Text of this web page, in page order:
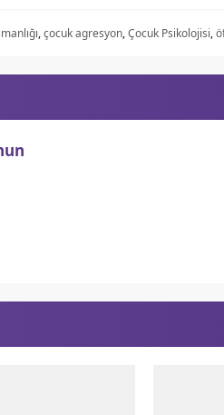
,çocuk agresyon,Çocuk Psikolojisi,